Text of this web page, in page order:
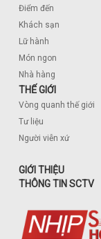
Điểm đến
Khách sạn
Lữ hành
Món ngon
Nhà hàng
THẾ GIỚI
Vòng quanh thế giới
Tư liệu
Người viễn xứ
GIỚI THIỆU
THÔNG TIN SCTV